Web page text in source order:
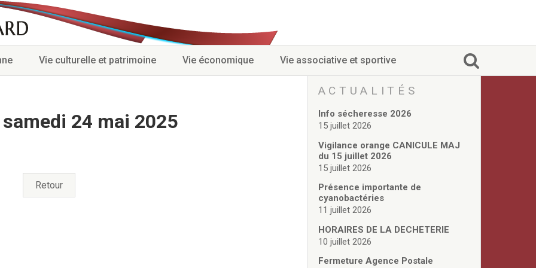
Vie culturelle et patrimoine Vie économique Vie associative et sportive
24 mai 2025
Retour
ACTUALITÉS
Info sécheresse 2026
15 juillet 2026
Vigilance orange CANICULE MAJ
du 15 juillet 2026
15 juillet 2026
Présence importante de
cyanobactéries
11 juillet 2026
HORAIRES DE LA DECHETERIE
10 juillet 2026
Fermeture Agence Postale